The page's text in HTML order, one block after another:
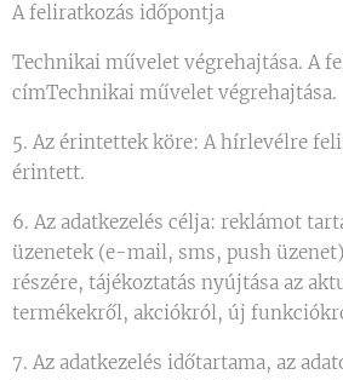
A feliratkozás időpontja
Technikai művelet végrehajtása. A
címTechnikai művelet végrehajtása.
5. Az érintettek köre: A hírlevélre
érintett.
6. Az adatkezelés célja: reklámot
üzenetek (e-mail, sms, push
részére, tájékoztatás nyújtása az
termékekről, akciókról, új
7. Az adatkezelés időtartama, az